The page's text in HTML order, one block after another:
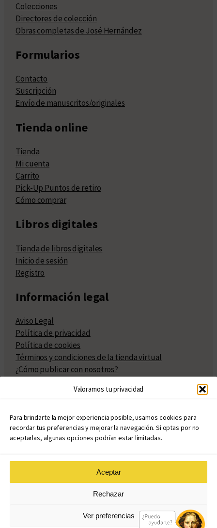
Valoramos tu privacidad
Para brindarte la mejor experiencia posible, usamos cookies para
recordar tus preferencias y mejorar la navegación. Si optas por no
aceptarlas, algunas opciones podrían estar limitadas.
Aceptar
Rechazar
Ver preferencias
Colecciones
Directores de colección
Obras completas de José Hernández
Formularios
Contacto
Suscripción
Envío de manuscritos/originales
Tienda online
Tienda
Mi cuenta
Carrito
Pick-Up Puntos de retiro
Cómo comprar
Libros digitales
Tienda de libros digitales
Inicio de sesión
Registro
Información legal
Aviso Legal
Política de privacidad
Política de cookies
Términos y condiciones de la tienda virtual
¿Cómo publicar con nosotros?
Políticas de publicación
Políticas de coedición
Atribuciones